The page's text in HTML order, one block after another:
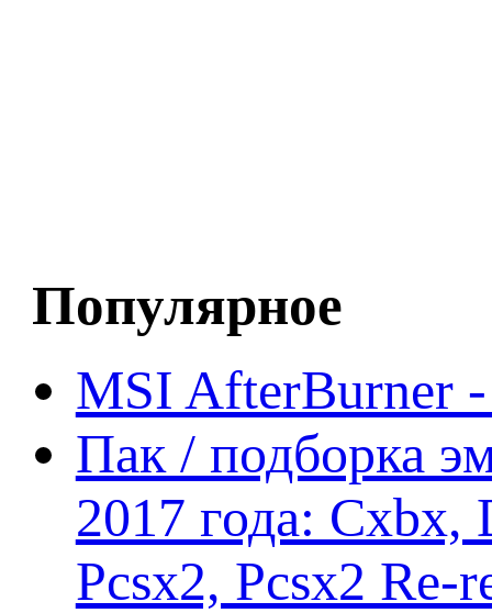
Популярное
MSI AfterBurner
Пак / подборка
2017 года:
Pcsx2, Pcsx2